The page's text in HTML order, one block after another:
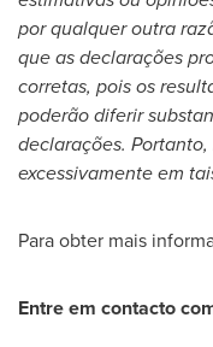
por qualquer outra
que as declarações
corretas, pois os
poderão diferir
declarações.
excessivamente em
Para obter mais
Entre em contacto